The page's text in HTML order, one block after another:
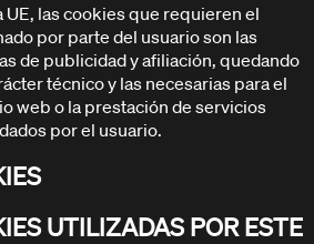
UE, las cookies que requieren el
por parte del usuario son las
de publicidad y afiliación, quedando
técnico y las necesarias para el
web o la prestación de servicios
por el usuario.
UTILIZADAS POR ESTE